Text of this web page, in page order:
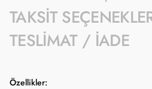
TAKSIT
TESLIMAT / İADE
Özellikler: